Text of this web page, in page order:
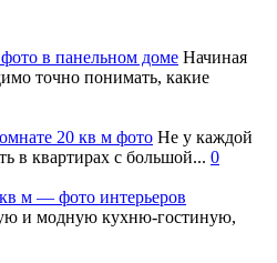
в панельном доме Начиная
точно понимать, какие
20 кв м фото Не у каждой
в квартирах с большой... 0
м — фото интерьеров
и модную кухню-гостиную,